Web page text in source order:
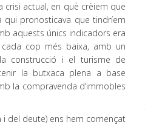
crisi actual, en què crèiem que
qui pronosticava que tindríem
aquests únics indicadors era
cop més baixa, amb un
construcció i el turisme de
la butxaca plena a base
la compravenda d’immobles
i del deute) ens hem començat